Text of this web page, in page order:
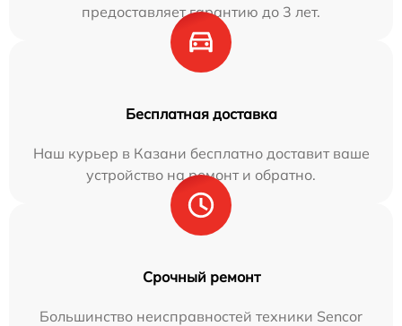
предоставляет гарантию до 3 лет.
Бесплатная доставка
Наш курьер в Казани бесплатно доставит ваше
устройство на ремонт и обратно.
Срочный ремонт
Большинство неисправностей техники Sencor